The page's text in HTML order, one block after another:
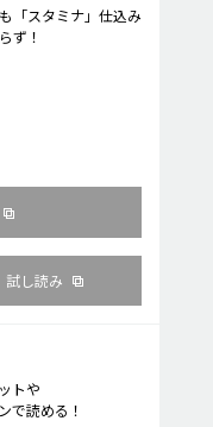
「スタミナ」仕込み
ず！
試し読み
トや
で読める！